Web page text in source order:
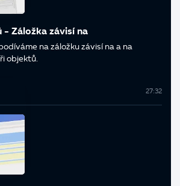
- Záložka závisí na
na záložku závisí na a na
objektů.
27:32